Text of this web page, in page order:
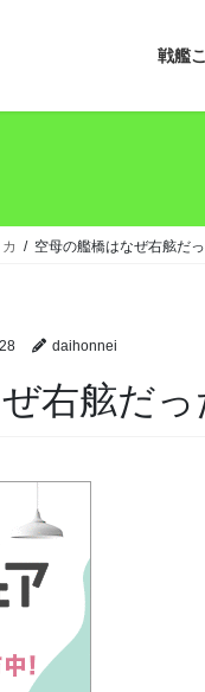
戦艦
空母の艦橋はなぜ右舷だ
daihonnei
右舷だっ